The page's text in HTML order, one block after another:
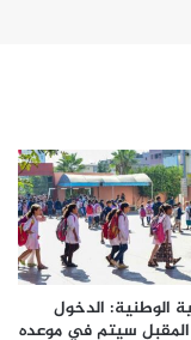
الوطنية: الدخول
سیتم في موعده